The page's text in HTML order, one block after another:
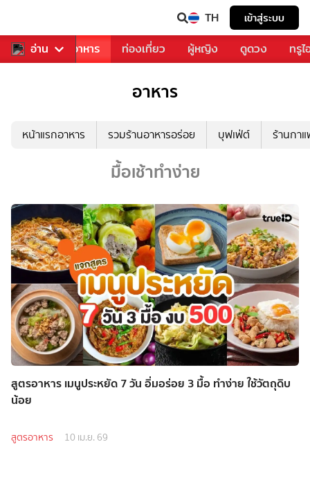
TH เข้าสู่ระบบ
อ่าน
การเพลง อาหาร ท่องเที่ยว ผู้หญิง ดูดวง ทรู
อาหาร
หน้าแรกอาหาร รวมร้านอาหารอร่อย บุฟเฟ่ต์ ร้านกา
มื้อเช้าทำง่าย
สูตรอาหาร เมนูประหยัด 7 วัน อิ่มอร่อย 3 มื้อ ทำง่าย ใช้วัตถุดิบ
น้อย
สูตรอาหาร 10 เม.ย. 69